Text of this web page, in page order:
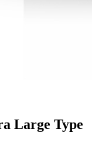
Large Type